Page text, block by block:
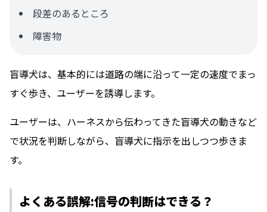
段差のあるところ
障害物
盲導犬は、基本的には道路の端に沿って一定の速度でまっ
すぐ歩き、ユーザーを誘導します。
ユーザーは、ハーネスから伝わってきた盲導犬の動きなど
で状況を判断しながら、盲導犬に指示を出しつつ歩きま
す。
よくある誤解:信号の判断はできる？